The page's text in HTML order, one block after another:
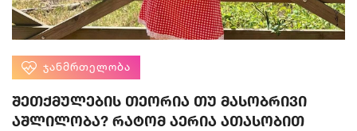
ᲯᲐᲜᲛᲠᲗᲔᲚᲝᲑᲐ
შეთქმულების თეორია თუ მასობრივი
აშლილობა? რატომ აერია ათასობით